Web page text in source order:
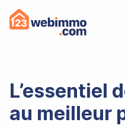
L’essentiel
au meilleur